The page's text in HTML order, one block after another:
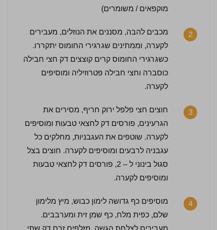
מוקפאים / משומרים)
2
מכבים להבה, מסננים את הנוזלים, מעבירים
לקערה, וממתינים שגרגירי החומוס יתקררו.
כשגרגירי החומוס קרים קוצצים דק חצי חבילה
כוסברה וחצי חבילה פטרוזיליה ומוסיפים
לקערה.
3
חוצים חצי פלפל ירוק חריף, מסירים את
הגרעינים, פורסים דק לחצאי טבעות ומוסיפים
לקערה. שוטפים את העגבניות, מחלקים כל
עגבניה לרבעים ומוסיפים לקערה. חוצים בצל
סגול בינוני ל – 2, פורסים דק לחצאי טבעות
ומוסיפים לקערה.
4
מוסיפים כף גדושה לימון כבוש, מיץ מלימון
שלם, כפית מלח, כף שמן זית ומערבבים.
מעבירים לצלחת הגשה, מזלפים זרם דק שתי